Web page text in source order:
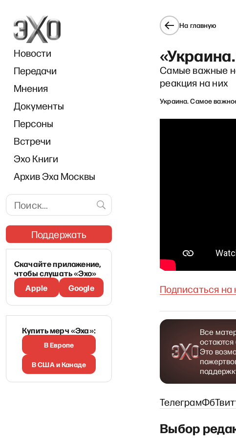
Новости
Передачи
Мнения
Документы
Персоны
Встречи
Эхо Книги
Архив Эха Москвы
Поддержать
Скачайте приложение,
чтобы слушать «Эхо»
Apple
Google
Купить мерч «Эха»:
В Европе
В США и Канаде
На главную
Самые важные
реакция на них
Украина. Самое
Подписаться на
Все
Это
ТелеграмФб
Выбор